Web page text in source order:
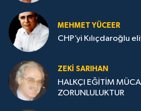
MEHMET YÜCEER
CHP’yi Kılıçdaroğlu
ZEKI SARIHAN
HALKÇI EĞİTİM
ZORUNLULUKTUR